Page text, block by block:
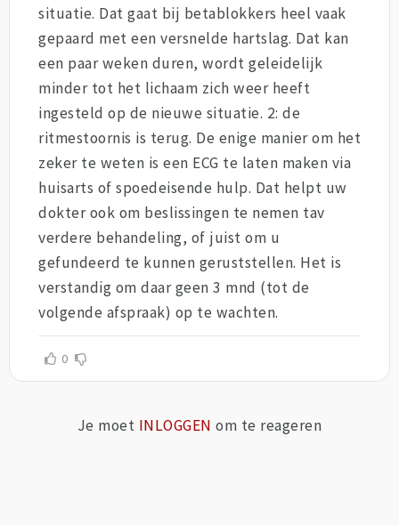
situatie. Dat gaat bij betablokkers heel vaak
gepaard met een versnelde hartslag. Dat kan
een paar weken duren, wordt geleidelijk
minder tot het lichaam zich weer heeft
ingesteld op de nieuwe situatie. 2: de
ritmestoornis is terug. De enige manier om het
zeker te weten is een ECG te laten maken via
huisarts of spoedeisende hulp. Dat helpt uw
dokter ook om beslissingen te nemen tav
verdere behandeling, of juist om u
gefundeerd te kunnen geruststellen. Het is
verstandig om daar geen 3 mnd (tot de
volgende afspraak) op te wachten.
0
Je moet INLOGGEN om te reageren